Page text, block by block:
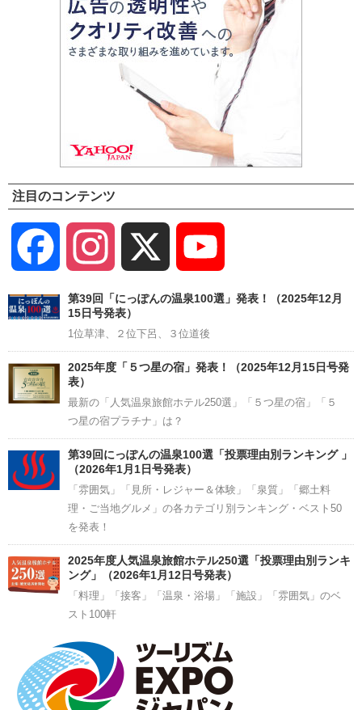
注目のコンテンツ
Facebook Instagram
Channel
第39回「にっぽんの温泉100選」発表！（2025年12月
15日号発表）
1位草津、２位下呂、３位道後
2025年度「５つ星の宿」発表！（2025年12月15日号発
表）
最新の「人気温泉旅館ホテル250選」「５つ星の宿」「５
つ星の宿プラチナ」は？
第39回にっぽんの温泉100選「投票理由別ランキング 」
（2026年1月1日号発表）
「雰囲気」「見所・レジャー＆体験」「泉質」「郷土料
理・ご当地グルメ」の各カテゴリ別ランキング・ベスト50
を発表！
2025年度人気温泉旅館ホテル250選「投票理由別ランキ
ング」（2026年1月12日号発表）
「料理」「接客」「温泉・浴場」「施設」「雰囲気」のベ
スト100軒